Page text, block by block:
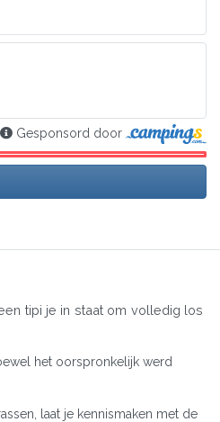
Gesponsord door
tipi je in staat om volledig los
het oorspronkelijk werd
laat je kennismaken met de